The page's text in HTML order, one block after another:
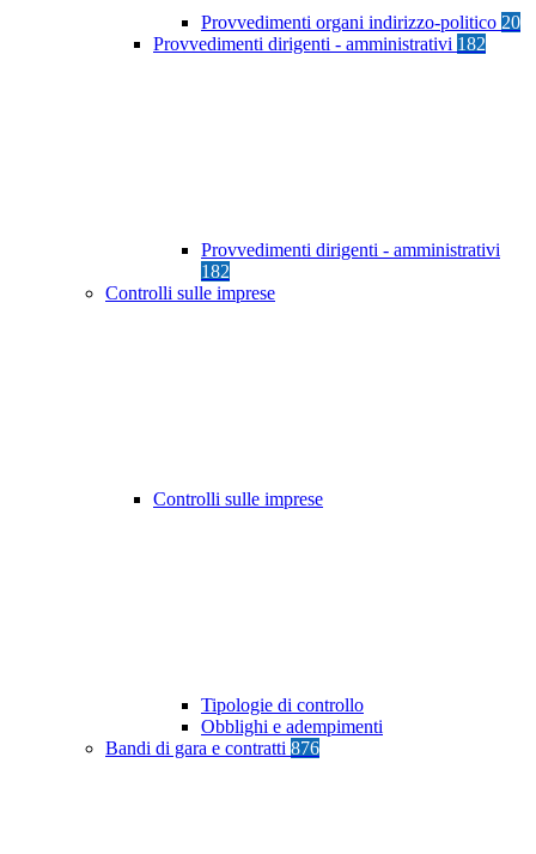
Provvedimenti organi indirizzo-politico 20
Provvedimenti dirigenti - amministrativi 182
Provvedimenti dirigenti - amministrativi
182
Controlli sulle imprese
Controlli sulle imprese
Tipologie di controllo
Obblighi e adempimenti
Bandi di gara e contratti 876